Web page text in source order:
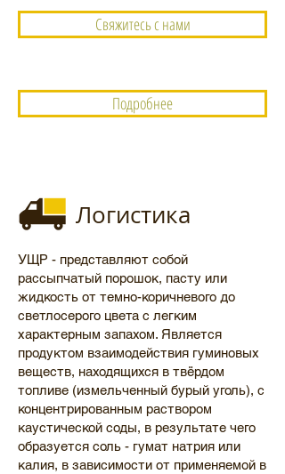
Свяжитесь с нами
Подробнее
Логистика
УЩР - представляют собой
рассыпчатый порошок, пасту или
жидкость от темно-коричневого до
светлосерого цвета с легким
характерным запахом. Является
продуктом взаимодействия гуминовых
веществ, находящихся в твёрдом
топливе (измельченный бурый уголь), с
концентрированным раствором
каустической соды, в результате чего
образуется соль - гумат натрия или
калия, в зависимости от применяемой в